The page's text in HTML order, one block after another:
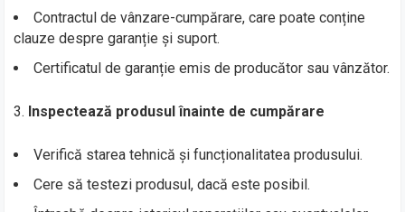
Contractul de vânzare-cumpărare, care poate conține
clauze despre garanție și suport.
Certificatul de garanție emis de producător sau vânzător.
Inspectează produsul înainte de cumpărare
Verifică starea tehnică și funcționalitatea produsului.
Cere să testezi produsul, dacă este posibil.